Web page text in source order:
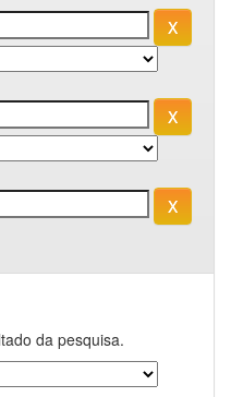
da pesquisa.